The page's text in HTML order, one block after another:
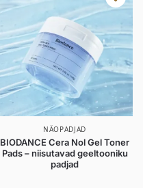
NÄOPADJAD
BIODANCE Cera Nol Gel Toner
Pads – niisutavad geeltooniku
padjad